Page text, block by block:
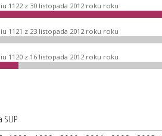
1122 z 30 listopada 2012 roku roku
1121 z 23 listopada 2012 roku roku
1120 z 16 listopada 2012 roku roku